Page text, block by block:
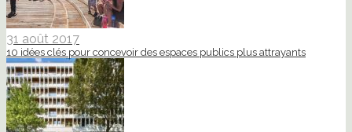
31 août 2017
10 idées clés pour concevoir des espaces publics plus attrayants